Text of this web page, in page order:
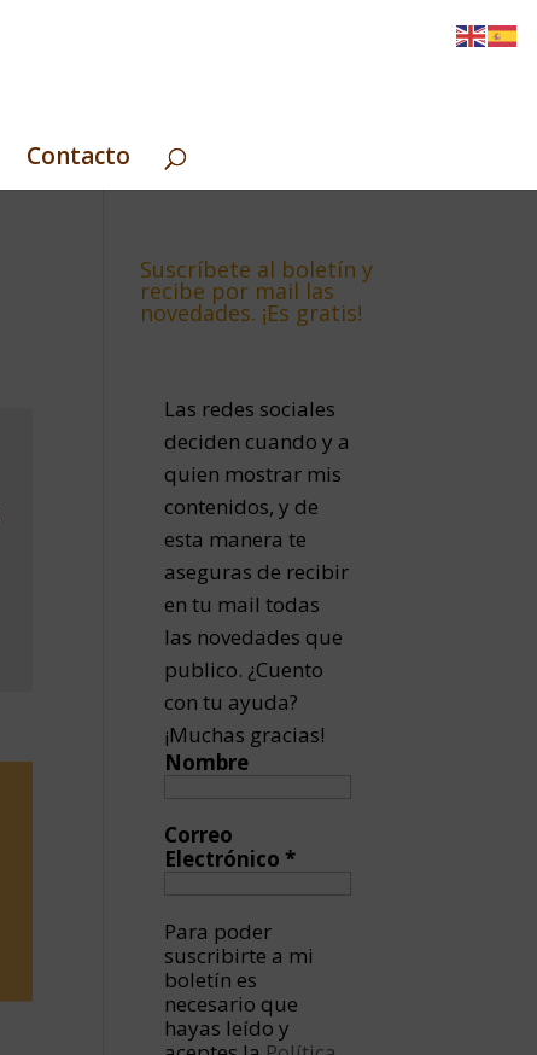
Contacto
Suscríbete al boletín y
recibe por mail las
novedades. ¡Es gratis!
Las redes sociales
deciden cuando y a
quien mostrar mis
contenidos, y de
esta manera te
aseguras de recibir
en tu mail todas
las novedades que
publico. ¿Cuento
con tu ayuda?
¡Muchas gracias!
Nombre
Correo
Electrónico*
Para poder
suscribirte a mi
boletín es
necesario que
hayas leído y